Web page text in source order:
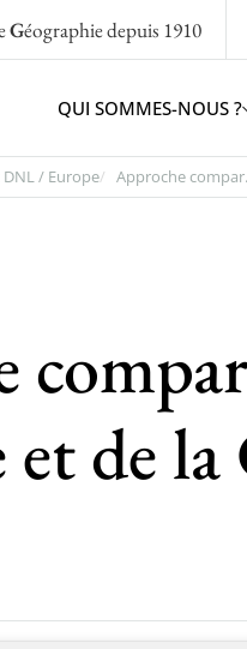
Géographiedepuis 1910
QUI SOMMES-NOUS ?
/ Europe Approche
et de